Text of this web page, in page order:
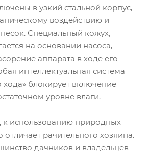
в узкий стальной корпус,
воздействию и
Специальный кожух,
на основании насоса,
аппарата в ходе его
интеллектуальная система
хода» блокирует включение
уровне влаги.
использованию природных
отличает рачительного хозяина.
дачников и владельцев